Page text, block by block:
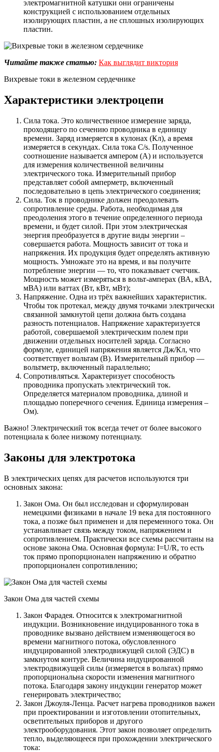
электромагнитной катушки они ограничены
конструкцией с использованием отдельных
изолирующих пластин, а не сплошных изолирующих
пластин.
Читайте также статью: Как выглядит виктория
Вихревые токи в железном сердечнике
Характеристики электроцепи
Сила тока. Это количественное измерение заряда,
проходящего по сечению проводника в единицу
времени. Заряд измеряется в кулонах (Кл), а время
измеряется в секундах. Сила тока C/s. Полученное
соотношение называется ампером (А) и используется
для измерения количественной величины
электрического тока. Измерительный прибор
представляет собой амперметр, включенный
последовательно в цепь электрического соединения;
Сила. Ток в проводнике должен преодолевать
сопротивление среды. Работа, необходимая для
преодоления этого в течение определенного периода
времени, и будет силой. При этом электрическая
энергия преобразуется в другие виды энергии –
совершается работа. Мощность зависит от тока и
напряжения. Их продукция будет определять активную
мощность. Умножьте это на время, и вы получите
потребление энергии — то, что показывает счетчик.
Мощность может измеряться в вольт-амперах (ВА, кВА,
мВА) или ваттах (Вт, кВт, мВт);
Напряжение. Одна из трёх важнейших характеристик.
Чтобы ток протекал, между двумя точками электрически
связанной замкнутой цепи должна быть создана
разность потенциалов. Напряжение характеризуется
работой, совершаемой электрическим полем при
движении отдельных носителей заряда. Согласно
формуле, единицей напряжения является Дж/Кл, что
соответствует вольтам (В). Измерительный прибор —
вольтметр, включенный параллельно;
Сопротивляться. Характеризует способность
проводника пропускать электрический ток.
Определяется материалом проводника, длиной и
площадью поперечного сечения. Единица измерения –
Ом).
Важно! Электрический ток всегда течет от более высокого
потенциала к более низкому потенциалу.
Законы для электротока
В электрических цепях для расчетов используются три
основных закона:
Закон Ома. Он был исследован и сформулирован
немецкими физиками в начале 19 века для постоянного
тока, а позже был применен и для переменного тока. Он
устанавливает связь между током, напряжением и
сопротивлением. Практически все схемы рассчитаны на
основе закона Ома. Основная формула: I=U/R, то есть
ток прямо пропорционален напряжению и обратно
пропорционален сопротивлению;
Закон Ома для частей схемы
Закон Фарадея. Относится к электромагнитной
индукции. Возникновение индуцированного тока в
проводнике вызвано действием изменяющегося во
времени магнитного потока, обусловленного
индуцированной электродвижущей силой (ЭДС) в
замкнутом контуре. Величина индуцированной
электродвижущей силы (измеряется в вольтах) прямо
пропорциональна скорости изменения магнитного
потока. Благодаря закону индукции генератор может
генерировать электричество;
Закон Джоуля-Ленца. Расчет нагрева проводников важен
при проектировании и изготовлении отопительных,
осветительных приборов и другого
электрооборудования. Этот закон позволяет определить
тепло, выделяющееся при прохождении электрического
тока: